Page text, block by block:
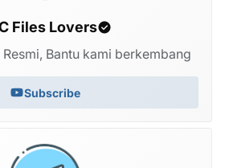
Files Lovers
Resmi, Bantu kami berkembang
Subscribe